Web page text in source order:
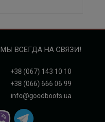
МЫ ВСЕГДА НА СВЯЗИ!
+38 (067) 143 10 10
+38 (066) 666 06 99
info@goodboots.ua